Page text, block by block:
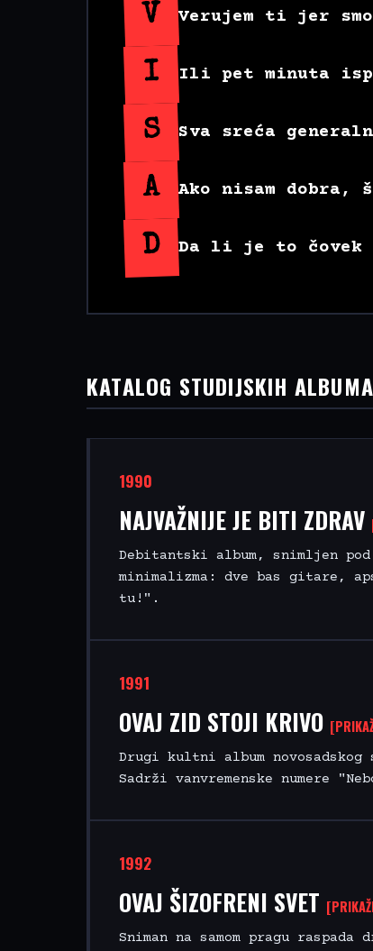
V Verujem ti jer
I Ili pet minuta
S Sva sreća
A Ako nisam dobra,
D Da li je to čovek
KATALOG STUDIJSKIH ALBUMA
1990
NAJVAŽNIJE JE BITI ZDRAV
Debitantski album, snimljen
minimalizma: dve bas gitare,
tu!".
1991
OVAJ ZID STOJI KRIVO
Drugi kultni album novosadskog
Sadrži vanvremenske numere
1992
OVAJ ŠIZOFRENI SVET
Sniman na samom pragu